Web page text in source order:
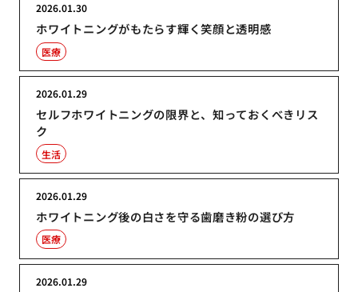
ホワイトニングがもたらす輝く笑顔と透明感
2026.01.30
医療
セルフホワイトニングの限界と、知っておくべきリス
ク
2026.01.29
生活
ホワイトニング後の白さを守る歯磨き粉の選び方
2026.01.29
医療
2026.01.29